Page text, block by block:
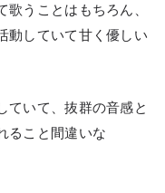
うことはもちろん、
動していて甘く優しい
ていて、抜群の音感と
ること間違いな